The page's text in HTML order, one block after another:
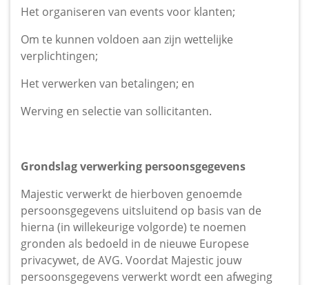
Het organiseren van events voor klanten;
Om te kunnen voldoen aan zijn wettelijke
verplichtingen;
Het verwerken van betalingen; en
Werving en selectie van sollicitanten.
Grondslag verwerking persoonsgegevens
Majestic verwerkt de hierboven genoemde
persoonsgegevens uitsluitend op basis van de
hierna (in willekeurige volgorde) te noemen
gronden als bedoeld in de nieuwe Europese
privacywet, de AVG. Voordat Majestic jouw
persoonsgegevens verwerkt wordt een afweging